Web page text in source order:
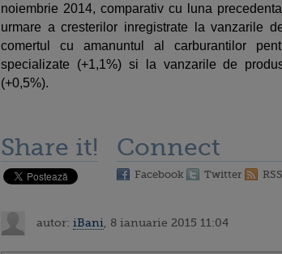
noiembrie 2014, comparativ cu luna
urmare a cresterilor inregistrate la vanzarile
comertul cu amanuntul al carburantilor
specializate (+1,1%) si la vanzarile de
(+0,5%).
Share it! Connect
Facebook Twitter
autor: iBani , 8 ianuarie 2015 11:04